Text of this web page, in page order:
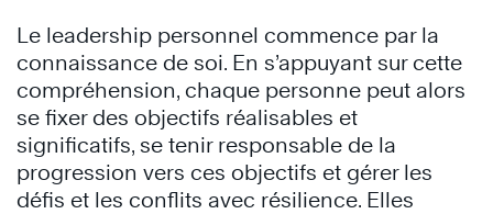
Le leadership personnel commence par la
connaissance de soi. En s’appuyant sur cette
compréhension, chaque personne peut alors
se fixer des objectifs réalisables et
significatifs, se tenir responsable de la
progression vers ces objectifs et gérer les
défis et les conflits avec résilience. Elles